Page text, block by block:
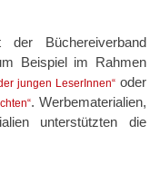
Büchereiverband
Beispiel im Rahmen
jungen LeserInnen“oder
. Werbematerialien,
unterstützten die